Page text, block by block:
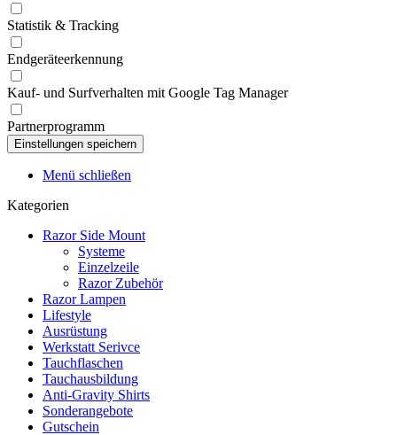
Statistik & Tracking
Endgeräteerkennung
Kauf- und Surfverhalten mit Google Tag Manager
Partnerprogramm
Menü schließen
Kategorien
Razor Side Mount
Systeme
Einzelzeile
Razor Zubehör
Razor Lampen
Lifestyle
Ausrüstung
Werkstatt Serivce
Tauchflaschen
Tauchausbildung
Anti-Gravity Shirts
Sonderangebote
Gutschein